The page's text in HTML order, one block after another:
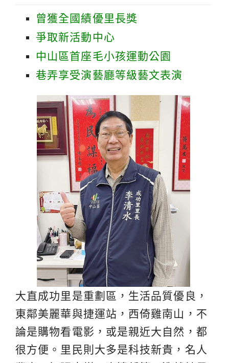
曾獲全國績優里長獎
爭取新活動中心
中山區首座毛小孩運動公園
巷弄享受演藝廳等級藝文表演
大直成功里是重劃區，生活品質優良，
東鄰美麗華與捷運站，西倚雞南山，不
論是購物看電影，或是親近大自然，都
很方便。里民則大多是科技新貴，名人